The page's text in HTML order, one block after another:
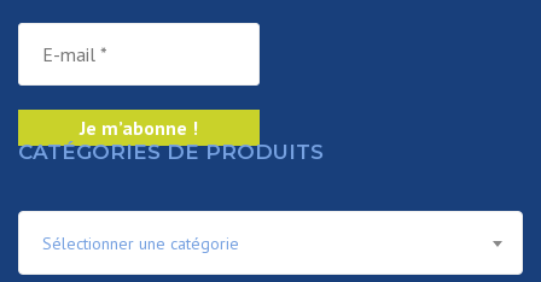
CATÉGORIES DE PRODUITS
Sélectionner une catégorie